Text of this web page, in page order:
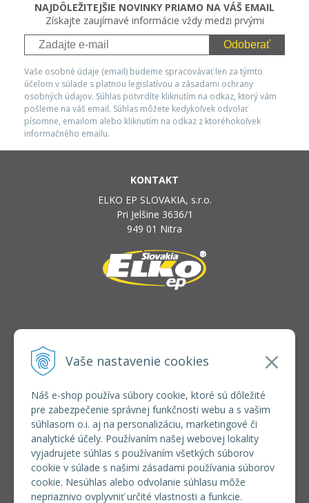
Vaše nastavenie cookies
Náš e-shop používa súbory cookie, ktoré sú dôležité
pre zabezpečenie správnej funkčnosti webu a s vašim
súhlasom o.i. aj na personalizáciu, marketingové či
analytické účely. Používaním našej webovej lokality
vyjadrujete súhlas s používaním všetkých súborov
cookie v súlade s našimi zásadami používania súborov
cookie. Nesúhlas alebo odvolanie súhlasu môže
nepriaznivo ovplyvniť určité vlastnosti a funkcie.
NAJDÔLEŽITEJŠIE NOVINKY PRIAMO NA VÁŠ EMAIL
Získajte zaujímavé informácie vždy medzi prvými
Odoberať
Vaše osobné údaje (email) budeme spracovávať len za týmto
účelom v súlade s platnou legislatívou a zásadami ochrany
osobných údajov. Súhlas potvrdíte kliknutím na odkaz, ktorý vám
pošleme na váš email. Súhlas môžete kedykoľvek odvolať
písomne, emailom alebo kliknutím na odkaz z ktoréhokoľvek
informačného emailu.
KONTAKT
ELKO EP SLOVAKIA, s.r.o.
Pri Jelšine 3636/1
949 01 Nitra
INFOLINKA
+421 37 6586 731
VŠETKO O NÁKUPE
REGISTRÁCIA VEĽKOOBCHOD
Formulár na odsúpenie od zmluvy
Doprava a platba
Všeobecné obchodné podmienky
Reklamačný poriadok